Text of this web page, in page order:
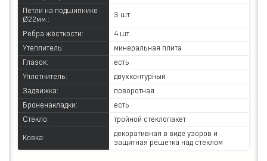
Петли на подшипнике
Ø22мм.:
3 шт.
Ребра жёсткости:
4 шт.
Утеплитель:
минеральная плита
Глазок:
есть
Уплотнитель:
двухконтурный
Задвижка:
поворотная
Броненакладки:
есть
Стекло:
тройной стеклопакет
Ковка:
декоративная в виде узоров и
защитная решетка над стеклом